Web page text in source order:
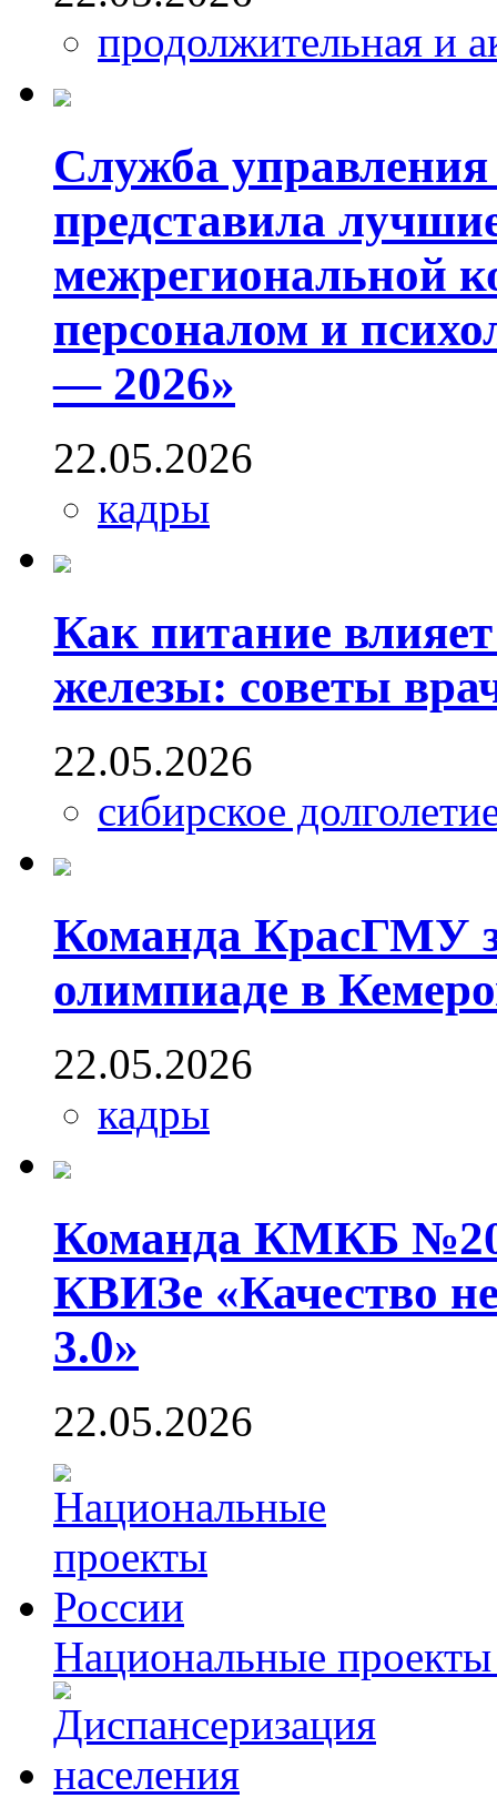
продолжительная и
Служба
представила
межрегиональной
персоналом и
— 2026»
22.05.2026
кадры
Как питание
железы: советы
22.05.2026
сибирское
Команда КрасГМУ
олимпиаде в
22.05.2026
кадры
Команда КМКБ №20
КВИЗе «Качество
3.0»
22.05.2026
Национальные